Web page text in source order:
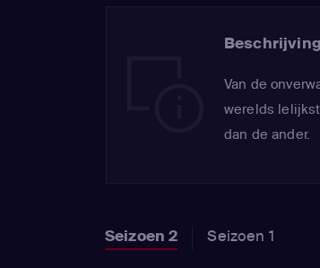
Van de
werelds
dan de ander.
Seizoen 2 Seizoen 1